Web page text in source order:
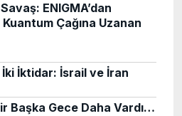
ENIGMA’dan
Kuantum Çağına Uzanan
İktidar: İsrail ve İran
Başka Gece Daha Vardı…